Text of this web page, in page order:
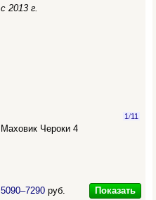
с 2013 г.
1/11
Маховик Чероки 4
5090–7290 руб. Показать